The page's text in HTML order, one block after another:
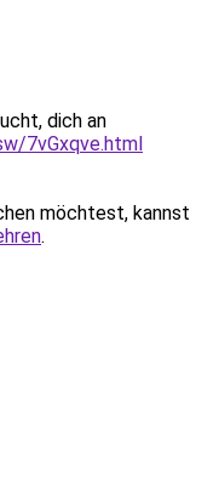
dich an
7vGxqve.html
möchtest, kannst
.